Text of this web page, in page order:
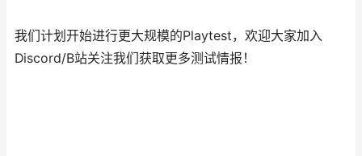
我们计划开始进行更大规模的Playtest，欢迎大家加入
Discord/B站关注我们获取更多测试情报！